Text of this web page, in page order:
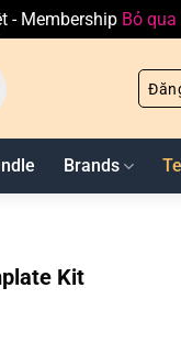
- Membership Bỏ qua
Brands
Kit